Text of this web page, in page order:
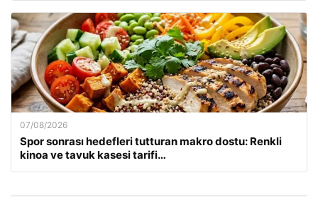
07/08/2026
Spor sonrası hedefleri tutturan makro dostu: Renkli
kinoa ve tavuk kasesi tarifi…